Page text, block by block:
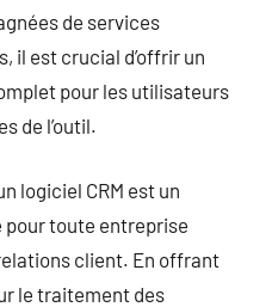
de services
il est crucial d’offrir un
pour les utilisateurs
de l’outil.
logiciel CRM est un
toute entreprise
client. En offrant
le traitement des